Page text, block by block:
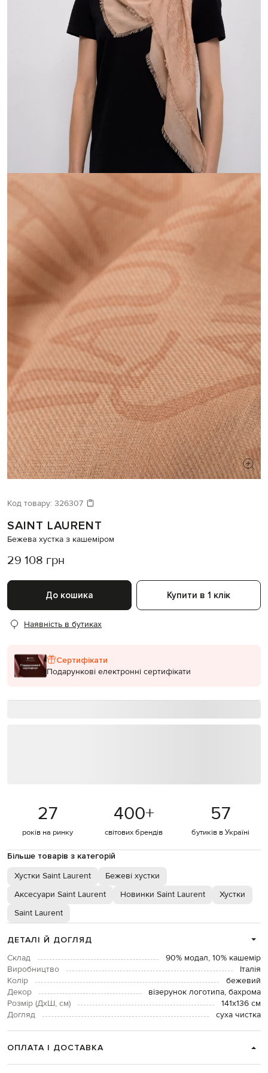
Код товару: 326307
SAINT LAURENT
Бежева хустка з кашеміром
29 108 грн
До кошика Купити в 1 клік
Наявність в бутиках
Сертифікати
Подарункові електронні сертифікати
27
років на ринку
400+
світових брендів
57
бутиків в Україні
Більше товарів з категорій
Хустки Saint Laurent
Бежеві хустки
Аксесуари Saint Laurent
Новинки Saint Laurent
Хустки
Saint Laurent
ДЕТАЛІ Й ДОГЛЯД
Склад
90% модал, 10% кашемір
Виробництво
Італія
Колір
бежевий
Декор
візерунок логотипа, бахрома
Розмір (ДхШ, см)
141х136 см
Догляд
суха чистка
ОПЛАТА І ДОСТАВКА